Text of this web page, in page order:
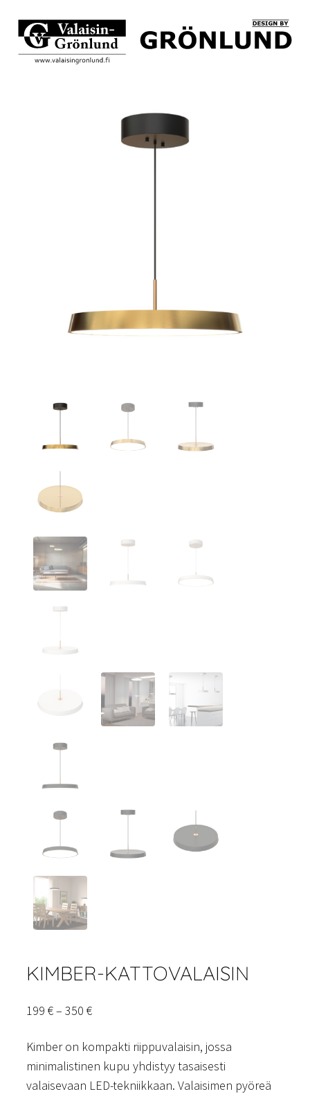
KIMBER-KATTOVALAISIN
199 €– 350 €Hintaluokka:
–
350 €
Kimber on kompakti riippuvalaisin, jossa
minimalistinen kupu yhdistyy tasaisesti
valaisevaan LED-tekniikkaan. Valaisimen pyöreä